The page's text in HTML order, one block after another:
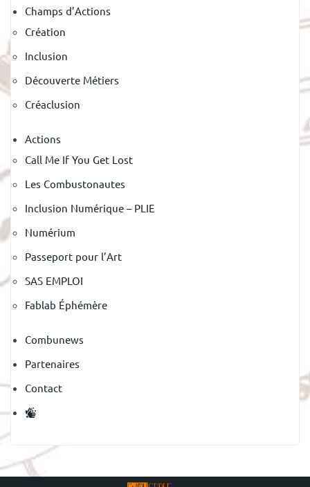
Champs d’Actions
Création
Inclusion
Découverte Métiers
Créaclusion
Actions
Call Me If You Get Lost
Les Combustonautes
Inclusion Numérique – PLIE
Numérium
Passeport pour l’Art
SAS EMPLOI
Fablab Éphémère
Combunews
Partenaires
Contact